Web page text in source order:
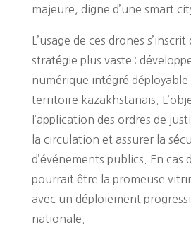
majeure, digne d’une smart
L’usage de ces drones
stratégie plus vaste :
numérique intégré
territoire kazakhstanais.
l’application des ordres de
la circulation et assurer la
d’événements publics. En cas
pourrait être la promeuse
avec un déploiement
nationale.